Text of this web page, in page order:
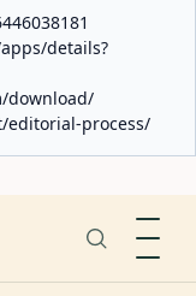
details?
download/
editorial-process/